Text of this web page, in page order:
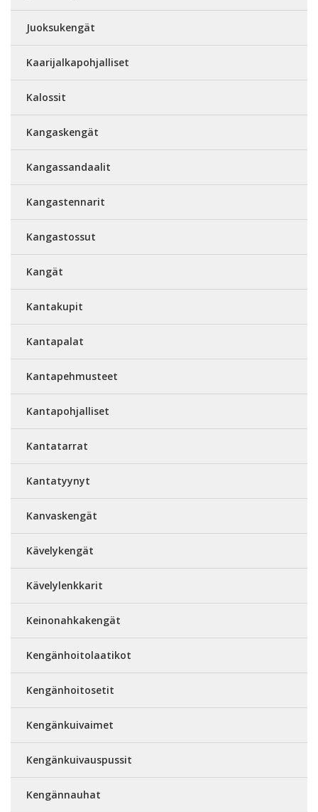
Juoksukengät
Kaarijalkapohjalliset
Kalossit
Kangaskengät
Kangassandaalit
Kangastennarit
Kangastossut
Kangät
Kantakupit
Kantapalat
Kantapehmusteet
Kantapohjalliset
Kantatarrat
Kantatyynyt
Kanvaskengät
Kävelykengät
Kävelylenkkarit
Keinonahkakengät
Kengänhoitolaatikot
Kengänhoitosetit
Kengänkuivaimet
Kengänkuivauspussit
Kengännauhat